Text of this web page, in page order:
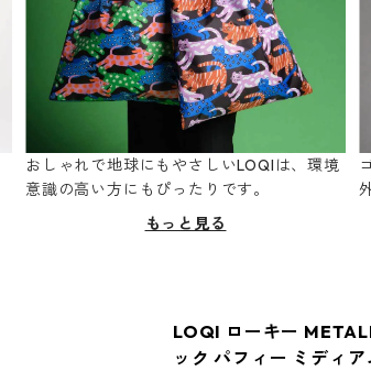
おしゃれで地球にもやさしいLOQIは、環境
意識の高い方にもぴったりです。
もっと見る
LOQI ローキー
ック パフィー ミディ